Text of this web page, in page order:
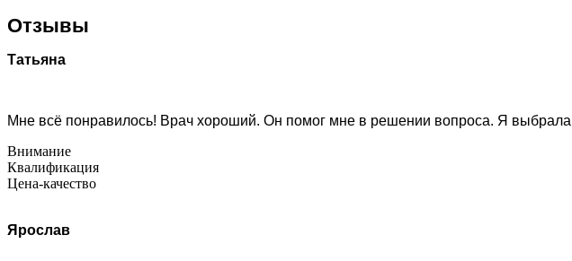
Отзывы
Татьяна
Мне всё понравилось! Врач хороший. Он помог мне в решении вопроса. Я
Внимание
Квалификация
Цена-качество
Ярослав